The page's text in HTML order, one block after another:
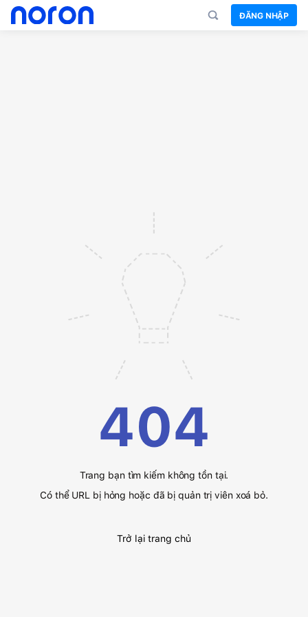
ĐĂNG NHẬP
404
Trang bạn tìm kiếm không tồn tại.
Có thể URL bị hỏng hoặc đã bị quản trị viên xoá bỏ.
Trở lại trang chủ